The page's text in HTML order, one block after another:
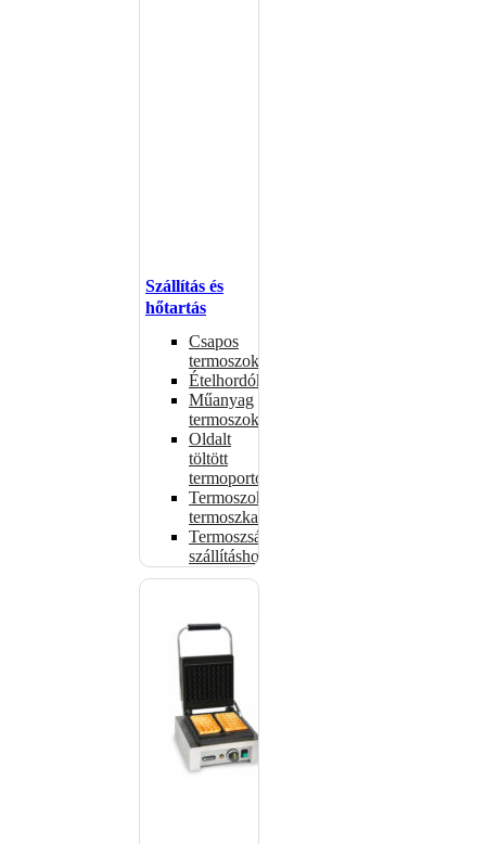
Szállítás és
hőtartás
Csapos
termoszok
Ételhordók
Műanyag
termoszok
Oldalt
töltött
termoportok
Termoszok,
termoszkannák
Termoszsákok
szállításhoz